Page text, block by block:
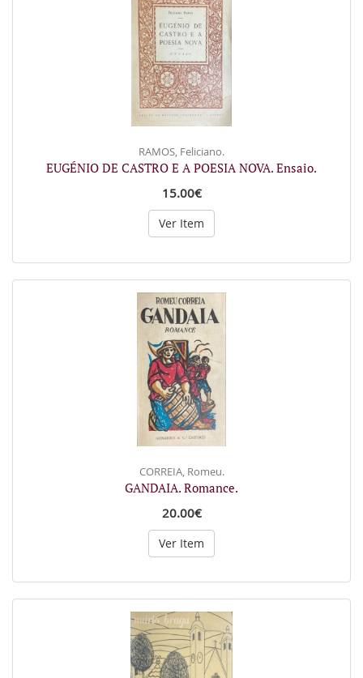
RAMOS, Feliciano.
EUGÉNIO DE CASTRO E A POESIA NOVA. Ensaio.
15.00€
Ver Item
CORREIA, Romeu.
GANDAIA. Romance.
20.00€
Ver Item